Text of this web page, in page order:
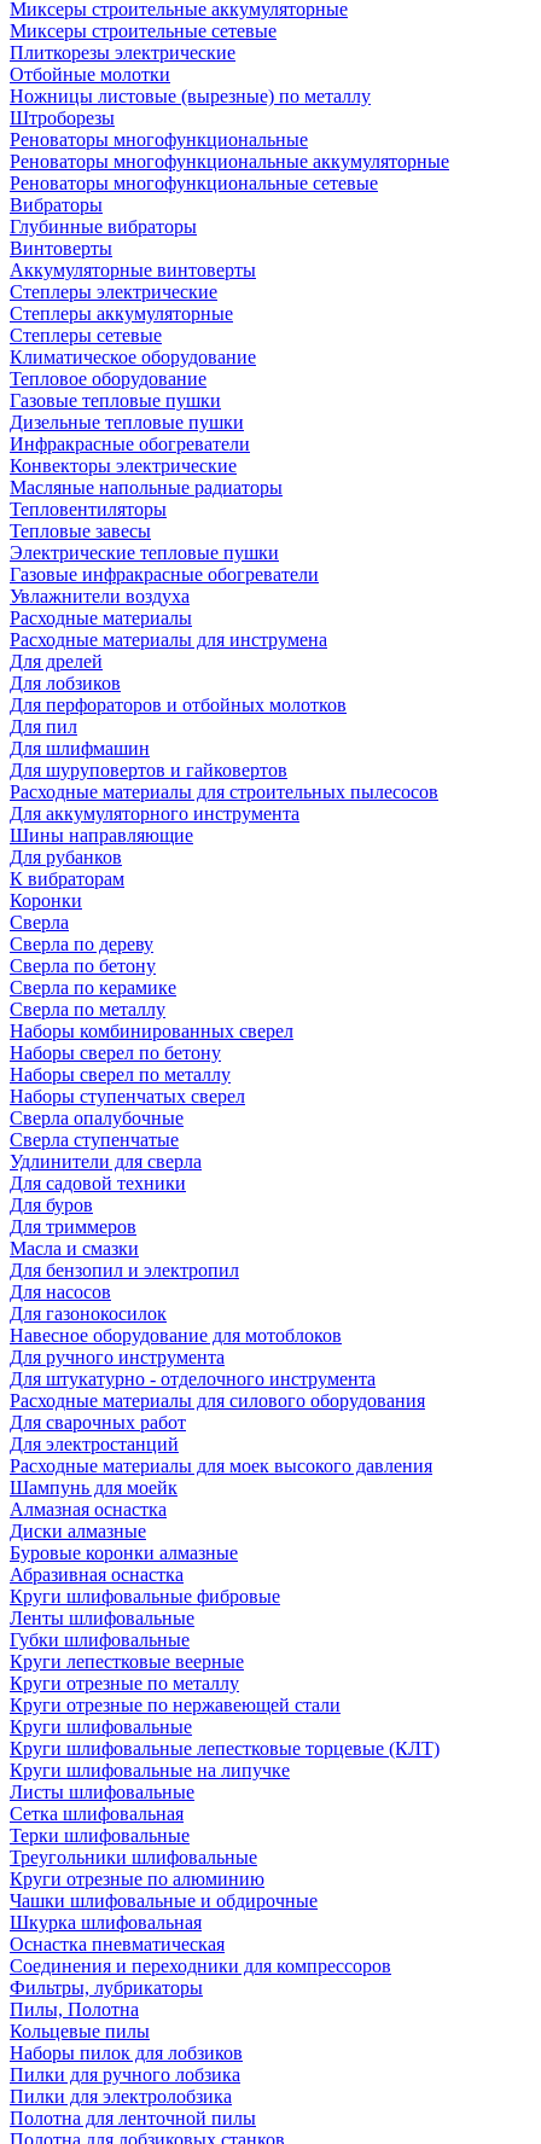
Миксеры строительные аккумуляторные
Миксеры строительные сетевые
Плиткорезы электрические
Отбойные молотки
Ножницы листовые (вырезные) по металлу
Штроборезы
Реноваторы многофункциональные
Реноваторы многофункциональные аккумуляторные
Реноваторы многофункциональные сетевые
Вибраторы
Глубинные вибраторы
Винтоверты
Аккумуляторные винтоверты
Степлеры электрические
Степлеры аккумуляторные
Степлеры сетевые
Климатическое оборудование
Тепловое оборудование
Газовые тепловые пушки
Дизельные тепловые пушки
Инфракрасные обогреватели
Конвекторы электрические
Масляные напольные радиаторы
Тепловентиляторы
Тепловые завесы
Электрические тепловые пушки
Газовые инфракрасные обогреватели
Увлажнители воздуха
Расходные материалы
Расходные материалы для инструмена
Для дрелей
Для лобзиков
Для перфораторов и отбойных молотков
Для пил
Для шлифмашин
Для шуруповертов и гайковертов
Расходные материалы для строительных пылесосов
Для аккумуляторного инструмента
Шины направляющие
Для рубанков
К вибраторам
Коронки
Сверла
Сверла по дереву
Сверла по бетону
Сверла по керамике
Сверла по металлу
Наборы комбинированных сверел
Наборы сверел по бетону
Наборы сверел по металлу
Наборы ступенчатых сверел
Сверла опалубочные
Сверла ступенчатые
Удлинители для сверла
Для садовой техники
Для буров
Для триммеров
Масла и смазки
Для бензопил и электропил
Для насосов
Для газонокосилок
Навесное оборудование для мотоблоков
Для ручного инструмента
Для штукатурно - отделочного инструмента
Расходные материалы для силового оборудования
Для сварочных работ
Для электростанций
Расходные материалы для моек высокого давления
Шампунь для моейк
Алмазная оснастка
Диски алмазные
Буровые коронки алмазные
Абразивная оснастка
Круги шлифовальные фибровые
Ленты шлифовальные
Губки шлифовальные
Круги лепестковые веерные
Круги отрезные по металлу
Круги отрезные по нержавеющей стали
Круги шлифовальные
Круги шлифовальные лепестковые торцевые (КЛТ)
Круги шлифовальные на липучке
Листы шлифовальные
Сетка шлифовальная
Терки шлифовальные
Треугольники шлифовальные
Круги отрезные по алюминию
Чашки шлифовальные и обдирочные
Шкурка шлифовальная
Оснастка пневматическая
Соединения и переходники для компрессоров
Фильтры, лубрикаторы
Пилы, Полотна
Кольцевые пилы
Наборы пилок для лобзиков
Пилки для ручного лобзика
Пилки для электролобзика
Полотна для ленточной пилы
Полотна для лобзиковых станков